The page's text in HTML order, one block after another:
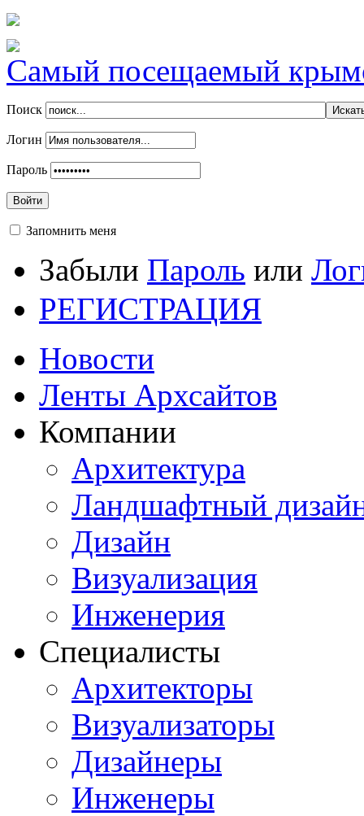
Самый посещаемый
Поиск
Логин
Пароль
Войти
Запомнить меня
Забыли Пароль или
РЕГИСТРАЦИЯ
Новости
Ленты Архсайтов
Компании
Архитектура
Ландшафтный
Дизайн
Визуализация
Инженерия
Специалисты
Архитекторы
Визуализаторы
Дизайнеры
Инженеры